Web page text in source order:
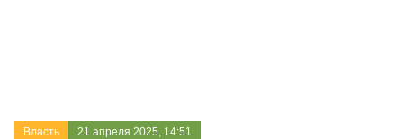
Власть 21 апреля 2025, 14:51